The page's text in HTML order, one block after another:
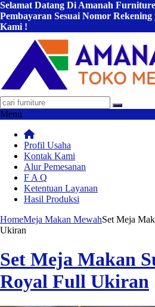
Selamat Datang Di Amanah
Pembayaran Sesuai Nomor
Kami !
Menu
Profil Usaha
Kontak Kami
Alur Pemesanan
F A Q
Ketentuan Layanan
Hasil Produksi
HomeMeja Makan MewahSet Meja
Ukiran
Set Meja Makan
Royal Full Ukiran